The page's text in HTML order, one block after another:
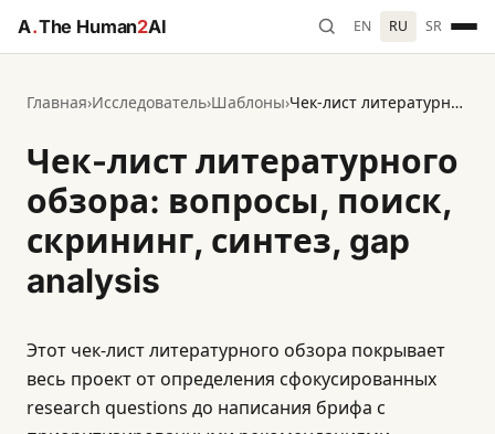
A.The Human2AI EN RU SR
Главная›Исследователь›Шаблоны› Чек-лист литературного обзора: вопросы, поиск, скрининг, синтез, gap analysis
Чек-лист литературного
обзора: вопросы, поиск,
скрининг, синтез, gap
analysis
Этот чек-лист литературного обзора покрывает
весь проект от определения сфокусированных
research questions до написания брифа с